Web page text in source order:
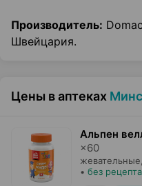
Производитель:
Швейцария.
Цены в аптеках
Альпен
×60
жевательные,
• без рецепта